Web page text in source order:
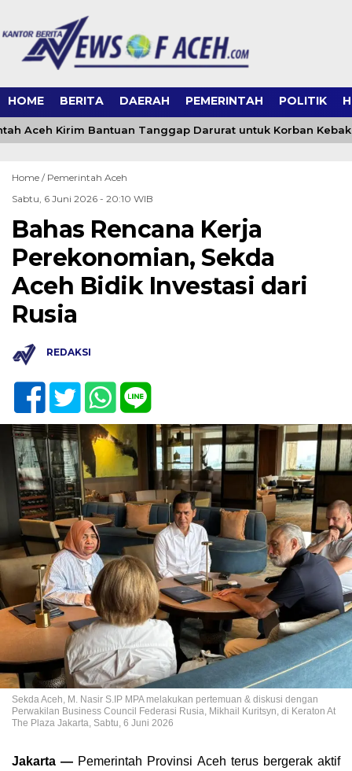
HOME BERITA DAERAH PEMERINTAH POLITIK
Aceh Kirim Bantuan Tanggap Darurat untuk Korban
Home / Pemerintah Aceh
Sabtu, 6 Juni 2026 - 20:10 WIB
Bahas Rencana Kerja
Perekonomian, Sekda
Aceh Bidik Investasi dari
Rusia
REDAKSI
Sekda Aceh, M. Nasir S.IP MPA melakukan pertemuan & diskusi dengan
Perwakilan Business Council Federasi Rusia, Mikhail Kuritsyn, di Keraton At
The Plaza Jakarta, Sabtu, 6 Juni 2026
Jakarta — Pemerintah Provinsi Aceh terus bergerak aktif